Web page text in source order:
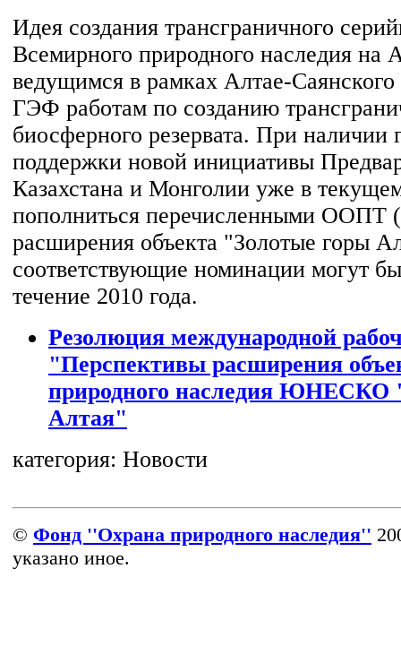
Идея создания трансграничного
Всемирного природного наследия на
ведущимся в рамках Алтае-
ГЭФ работам по созданию
биосферного резервата. При наличии
поддержки новой инициативы
Казахстана и Монголии уже в
пополниться перечисленными ООПТ
расширения объекта "Золотые горы
соответствующие номинации могут
течение 2010 года.
Резолюция международной
"Перспективы расширения
природного наследия ЮНЕСКО
Алтая"
категория: Новости
© Фонд ''Охрана природного наследия''
указано иное.